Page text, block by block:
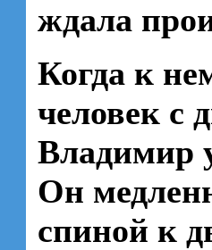
ждала
Когда к
человек с
Владимир
Он
спиной к